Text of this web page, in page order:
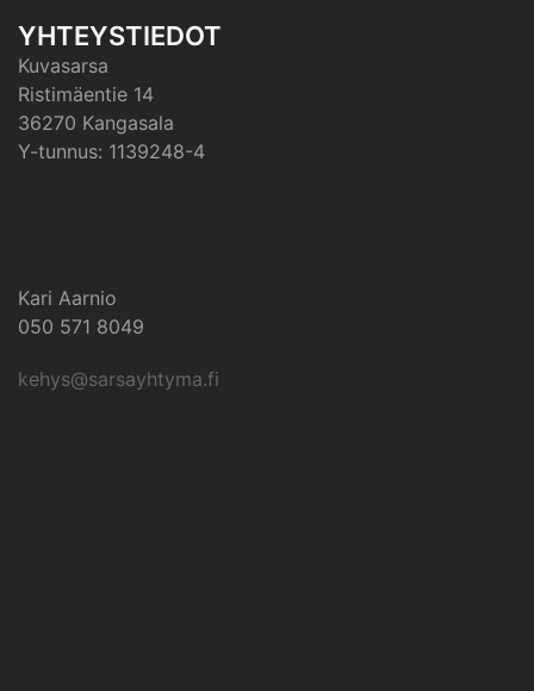
YHTEYSTIEDOT
Kuvasarsa
Ristimäentie 14
36270 Kangasala
Y-tunnus: 1139248-4
Kari Aarnio
050 571 8049
kehys@sarsayhtyma.fi